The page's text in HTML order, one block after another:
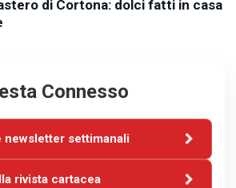
di Cortona: dolci fatti in casa
Connesso
newsletter settimanali
rivista cartacea